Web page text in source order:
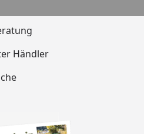
6 mm
Ergonomisch geformt aus
Händler